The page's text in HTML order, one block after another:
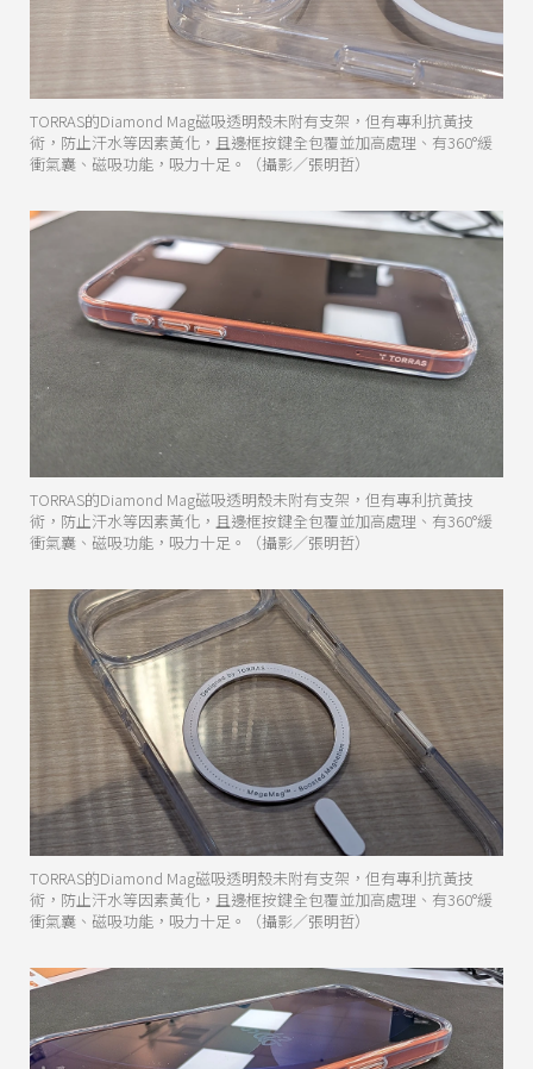
TORRAS的Diamond Mag磁吸透明殼未附有支架，但有專利抗黃技
術，防止汗水等因素黃化，且邊框按鍵全包覆並加高處理、有360°緩
衝氣囊、磁吸功能，吸力十足。（攝影／張明哲）
TORRAS的Diamond Mag磁吸透明殼未附有支架，但有專利抗黃技
術，防止汗水等因素黃化，且邊框按鍵全包覆並加高處理、有360°緩
衝氣囊、磁吸功能，吸力十足。（攝影／張明哲）
TORRAS的Diamond Mag磁吸透明殼未附有支架，但有專利抗黃技
術，防止汗水等因素黃化，且邊框按鍵全包覆並加高處理、有360°緩
衝氣囊、磁吸功能，吸力十足。（攝影／張明哲）